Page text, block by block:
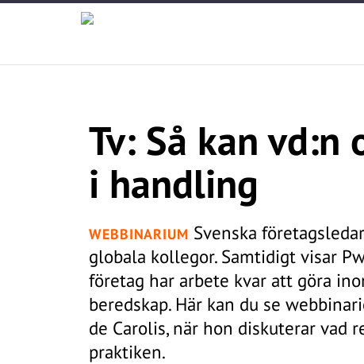
Tv: Så kan
i handling
WEBBINARIUM Svenska
globala kollegor. Samtidigt visar
företag har arbete kvar att göra
beredskap. Här kan du se
de Carolis, när hon diskuterar vad
praktiken.